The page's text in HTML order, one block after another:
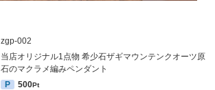
zgp-002
当店オリジナル1点物 希少石ザギマウンテンクオーツ原
石のマクラメ編みペンダント
P 500Pt